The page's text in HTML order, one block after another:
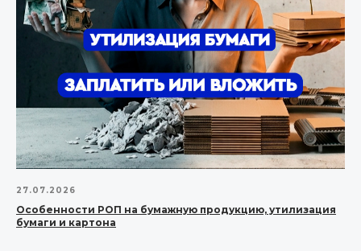
27.07.2026
Особенности РОП на бумажную продукцию, утилизация
бумаги и картона